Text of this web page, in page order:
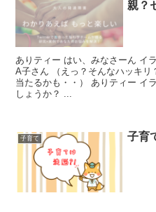
親？
ありティー はい、みなさーん イ
A子さん （えっ？そんなハッキ
当たるかも・・） ありティー イ
しょうか？ ...
子育て 子育